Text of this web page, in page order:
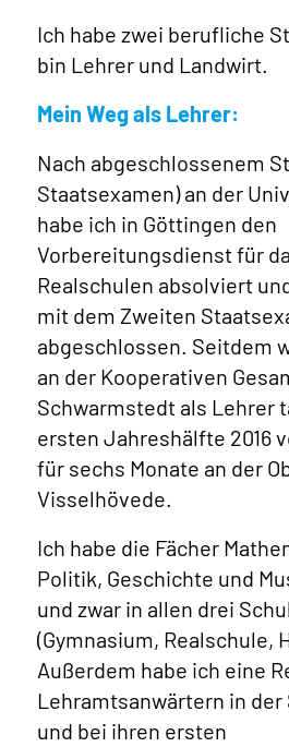
Ich habe zwei berufliche
bin Lehrer und Landwirt.
Mein Weg als Lehrer:
Nach abgeschlossenem
Staatsexamen) an der
habe ich in Göttingen den
Vorbereitungsdienst für
Realschulen absolviert
mit dem Zweiten
abgeschlossen. Seitdem
an der Kooperativen
Schwarmstedt als Lehrer
ersten Jahreshälfte 2016
für sechs Monate an der
Visselhövede.
Ich habe die Fächer
Politik, Geschichte und
und zwar in allen drei
(Gymnasium, Realschule,
Außerdem habe ich eine
Lehramtsanwärtern in
und bei ihren ersten